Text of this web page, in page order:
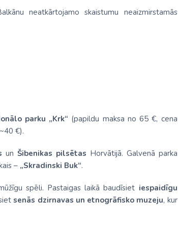
neatkārtojamo skaistumu neaizmirstamās
parku „Krk“ (papildu maksa no 65 €, cena
€).
un Šibenikas pilsētas Horvātijā. Galvenā parka
– „Skradinski Buk“.
spēli. Pastaigas laikā baudīsiet iespaidīgu
senās dzirnavas un etnogrāfisko muzeju, kur